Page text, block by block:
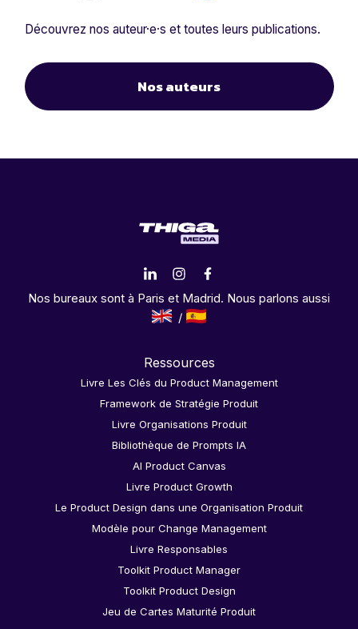
Découvrez nos auteur·e·s et toutes leurs publications.
Nos auteurs
Nos bureaux sont à Paris et Madrid. Nous parlons aussi
Ressources
Livre Les Clés du Product Management
Framework de Stratégie Produit
Livre Organisations Produit
Bibliothèque de Prompts IA
AI Product Canvas
Livre Product Growth
Le Product Design dans une Organisation Produit
Modèle pour Change Management
Livre Responsables
Toolkit Product Manager
Toolkit Product Design
Jeu de Cartes Maturité Produit